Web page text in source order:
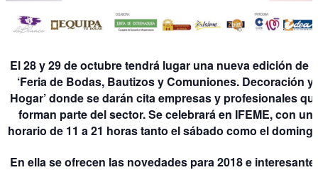
El 28 y 29 de octubre tendrá lugar una nueva edición de
‘Feria de Bodas, Bautizos y Comuniones. Decoración y
Hogar’ donde se darán cita empresas y profesionales
forman parte del sector. Se celebrará en IFEME, con un
horario de 11 a 21 horas tanto el sábado como el
En ella se ofrecen las novedades para 2018 e